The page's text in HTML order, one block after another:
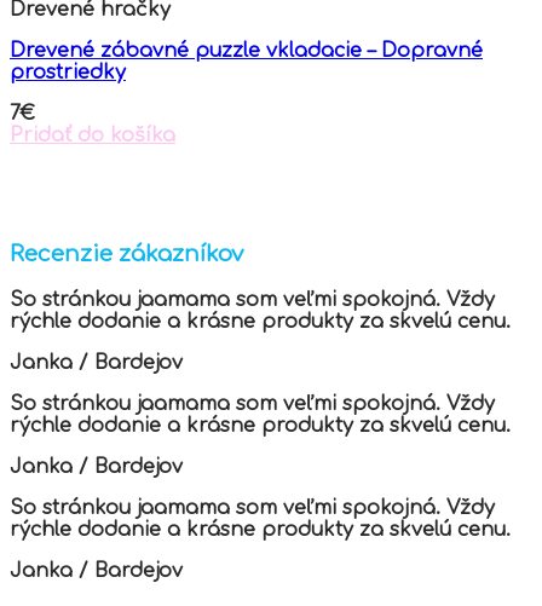
The
may
be
chosen
on
the
Drevené hračky
Drevené zábavné puzzle vkladacie – Dopravné
prostriedky
7€
Pridať do košíka
Recenzie zákazníkov
So stránkou jaamama som veľmi spokojná. Vždy
rýchle dodanie a krásne produkty za skvelú cenu.
Janka / Bardejov
So stránkou jaamama som veľmi spokojná. Vždy
rýchle dodanie a krásne produkty za skvelú cenu.
Janka / Bardejov
So stránkou jaamama som veľmi spokojná. Vždy
rýchle dodanie a krásne produkty za skvelú cenu.
Janka / Bardejov